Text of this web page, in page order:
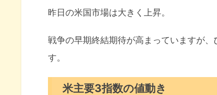
為替（ドル円）
S&P500ヒートマップ
S&P500チャート分析
昨日の米国市場は大きく上昇。
戦争の早期終結期待が高まっていますが
す。
米主要3指数の値動き